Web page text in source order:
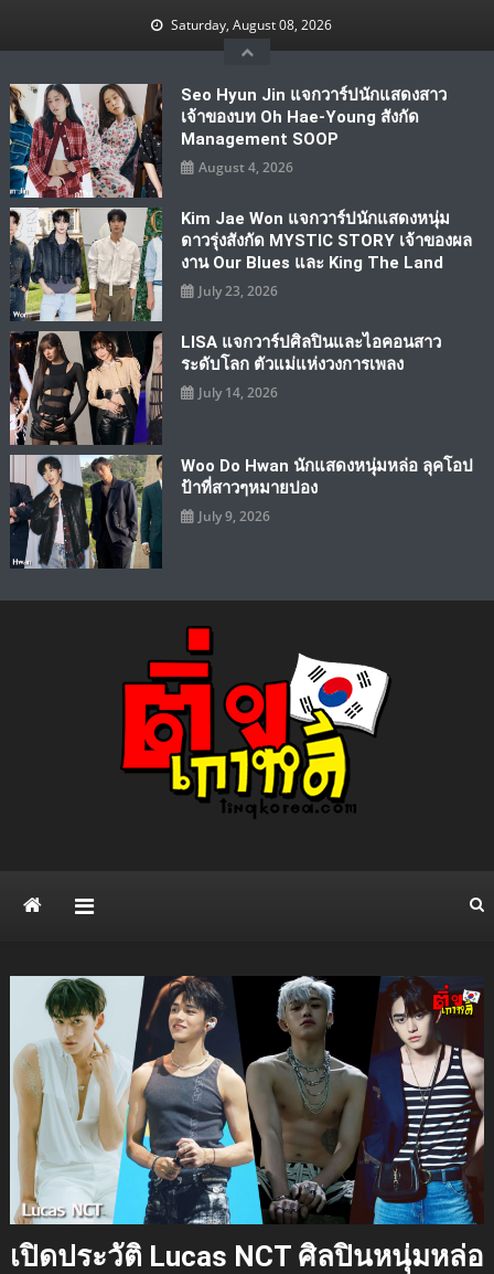
Saturday, August 08, 2026
Seo Hyun Jin แจกวาร์ปนักแสดงสาว
เจ้าของบท Oh Hae-Young สังกัด
Management SOOP
August 4, 2026
Kim Jae Won แจกวาร์ปนักแสดงหนุ่ม
ดาวรุ่งสังกัด MYSTIC STORY เจ้าของผล
งาน Our Blues และ King The Land
July 23, 2026
LISA แจกวาร์ปศิลปินและไอคอนสาว
ระดับโลก ตัวแม่แห่งวงการเพลง
July 14, 2026
Woo Do Hwan นักแสดงหนุ่มหล่อ ลุคโอป
ป้าที่สาวๆหมายปอง
July 9, 2026
สไตล์เกาหลี เปิดวาร์ป เน็ตไอ
เปิดประวัติ Lucas NCT ศิลปินหนุ่มหล่อ